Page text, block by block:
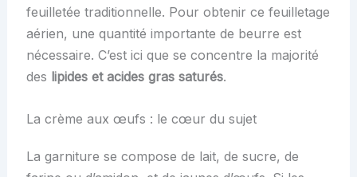
feuilletée traditionnelle. Pour obtenir ce feuilletage
aérien, une quantité importante de beurre est
nécessaire. C’est ici que se concentre la majorité
des lipides et acides gras saturés.
La crème aux œufs : le cœur du sujet
La garniture se compose de lait, de sucre, de